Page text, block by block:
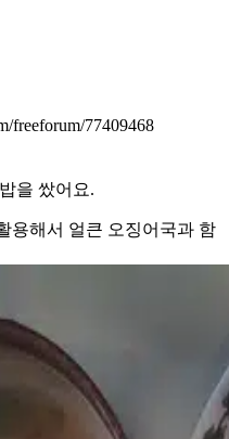
freeforum/77409468
을 쌌어요.
용해서 얼큰 오징어국과 함